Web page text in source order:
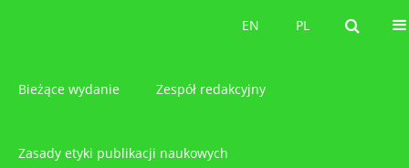
PL
EN PL
EN
Bieżące wydanie Zespół redakcyjny
Zasady etyki publikacji naukowych